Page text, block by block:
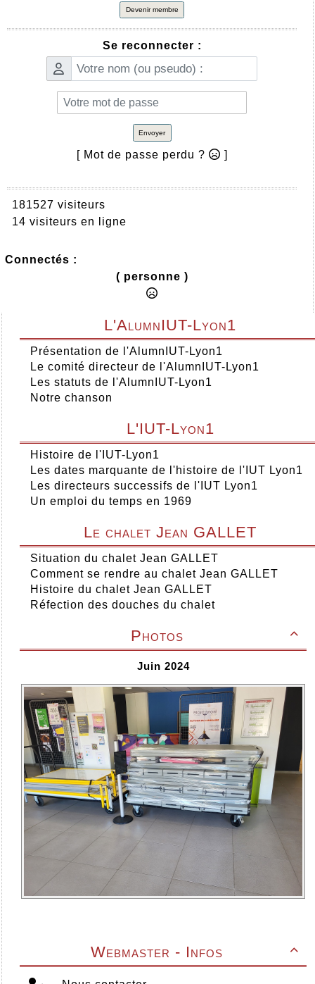
Devenir membre
Se reconnecter :
Envoyer
[ Mot de passe perdu ? ]
181527 visiteurs
14 visiteurs en ligne
Connectés :
( personne )
L'AlumnIUT-Lyon1
Présentation de l'AlumnIUT-Lyon1
Le comité directeur de l'AlumnIUT-Lyon1
Les statuts de l'AlumnIUT-Lyon1
Notre chanson
L'IUT-Lyon1
Histoire de l'IUT-Lyon1
Les dates marquante de l'histoire de l'IUT Lyon1
Les directeurs successifs de l'IUT Lyon1
Un emploi du temps en 1969
Le chalet Jean GALLET
Situation du chalet Jean GALLET
Comment se rendre au chalet Jean GALLET
Histoire du chalet Jean GALLET
Réfection des douches du chalet

Photos
Juin 2024

Webmaster - Infos